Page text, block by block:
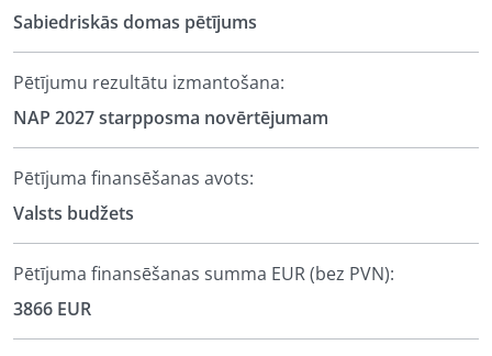
Sabiedriskās domas pētījums
Pētījumu rezultātu izmantošana:
NAP 2027 starpposma novērtējumam
Pētījuma finansēšanas avots:
Valsts budžets
Pētījuma finansēšanas summa EUR (bez PVN):
3866 EUR